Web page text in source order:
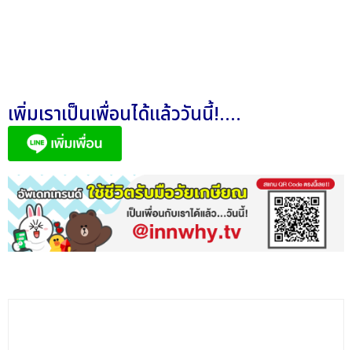
เพิ่มเราเป็นเพื่อนได้แล้ววันนี้!....